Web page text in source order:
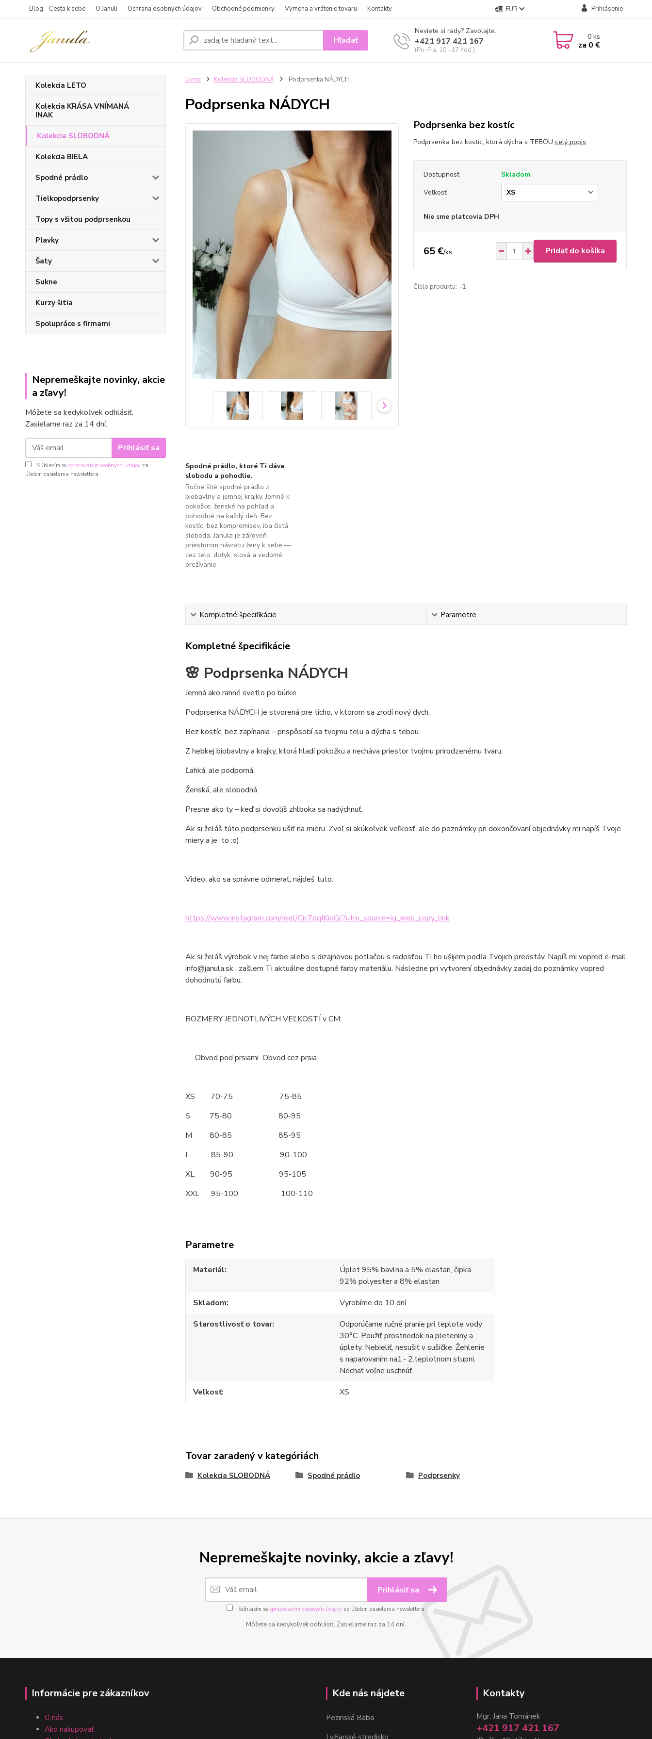
Blog - Cesta k sebe O Januli Ochrana osobných údajov Obchodné podmienky Výmena a vrátenie tovaru Kontakty EUR Prihlásenie
Hľadať
Neviete si rady? Zavolajte.
+421 917 421 167
(Po-Pia, 10 -17 hod.)
0ks
za 0 €
Kolekcia LETO
Kolekcia KRÁSA VNÍMANÁ
INAK
Kolekcia SLOBODNÁ
Kolekcia BIELA
Spodné prádlo
Tielkopodprsenky
Topy s všitou podprsenkou
Plavky
Šaty
Sukne
Kurzy šitia
Spolupráce s firmami
Nepremeškajte novinky, akcie
a zľavy!
Môžete sa kedykoľvek odhlásiť.
Zasielame raz za 14 dní.
Prihlásiť sa
Súhlasím so spracovaním osobných údajov za
účelom zasielania newslettera.
Úvod Kolekcia SLOBODNÁ Podprsenka NÁDYCH
Podprsenka NÁDYCH
Podprsenka bez kostíc
Podprsenka bez kostíc, ktorá dýcha s TEBOU celý popis
Dostupnosť
Skladom
Veľkosť
Nie sme platcovia DPH
65 €/ks Pridať do košíka
Číslo produktu: -1
Spodné prádlo, ktoré Ti dáva
slobodu a pohodlie.
Ručne šité spodné prádlo z
biobavlny a jemnej krajky. Jemné k
pokožke, ženské na pohľad a
pohodlné na každý deň. Bez
kostíc, bez kompromisov, iba čistá
sloboda. Janula je zároveň
priestorom návratu ženy k sebe —
cez telo, dotyk, slová a vedomé
prežívanie.
Kompletné špecifikácie Parametre
Kompletné špecifikácie
🌸 Podprsenka NÁDYCH
Jemná ako ranné svetlo po búrke.
Podprsenka NÁDYCH je stvorená pre ticho, v ktorom sa zrodí nový dych.
Bez kostíc, bez zapínania – prispôsobí sa tvojmu telu a dýcha s tebou.
Z hebkej biobavlny a krajky, ktorá hladí pokožku a necháva priestor tvojmu prirodzenému tvaru.
Ľahká, ale podporná.
Ženská, ale slobodná.
Presne ako ty – keď si dovolíš zhlboka sa nadýchnuť.
Ak si želáš túto podprsenku ušiť na mieru. Zvoľ si akúkoľvek veľkosť, ale do poznámky pri dokončovaní objednávky mi napíš Tvoje
miery a je to :o)
Video, ako sa správne odmerať, nájdeš tuto:
https://www.instagram.com/reel/Cic7pqIKidG/?utm_source=ig_web_copy_link
Ak si želáš výrobok v nej farbe alebo s dizajnovou potlačou s radosťou Ti ho ušijem podľa Tvojich predstáv. Napíš mi vopred e-mail
info@janula.sk , zašlem Ti aktuálne dostupné farby materiálu. Následne pri vytvorení objednávky zadaj do poznámky vopred
dohodnutú farbu.
ROZMERY JEDNOTLIVÝCH VEĽKOSTÍ v CM:
Obvod pod prsiami Obvod cez prsia
XS 70-75 75-85
S 75-80 80-95
M 80-85 85-95
L 85-90 90-100
XL 90-95 95-105
XXL 95-100 100-110
Parametre
Materiál
Úplet 95% bavlna a 5% elastan, čipka
92% polyester a 8% elastan
Skladom
Vyrobíme do 10 dní
Starostlivosť o tovar
Odporúčame ručné pranie pri teplote vody
30°C. Použiť prostriedok na pleteniny a
úplety. Nebieliť, nesušiť v sušičke. Žehlenie
s naparovaním na1.- 2.teplotnom stupni.
Nechať voľne uschnúť.
Veľkosť
XS
Tovar zaradený v kategóriách
Kolekcia SLOBODNÁ Spodné prádlo Podprsenky
Nepremeškajte novinky, akcie a zľavy!
Prihlásiť sa
Súhlasím so spracovaním osobných údajovza účelom zasielania newslettera.
Môžete sa kedykoľvek odhlásiť. Zasielame raz za 14 dní.
Informácie pre zákazníkov
O nás
Ako nakupovať
Kde nás nájdete
Pezinská Baba
Kontakty
Mgr. Jana Tománek
+421 917 421 167